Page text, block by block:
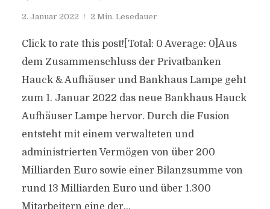
2. Januar 2022 2 Min. Lesedauer
Click to rate this post![Total: 0 Average: 0]Aus
dem Zusammenschluss der Privatbanken
Hauck & Aufhäuser und Bankhaus Lampe geht
zum 1. Januar 2022 das neue Bankhaus Hauck
Aufhäuser Lampe hervor. Durch die Fusion
entsteht mit einem verwalteten und
administrierten Vermögen von über 200
Milliarden Euro sowie einer Bilanzsumme von
rund 13 Milliarden Euro und über 1.300
Mitarbeitern eine der...